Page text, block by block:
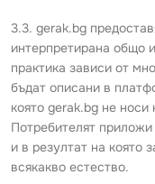
3.3. gerak.bg
интерпретирана общо
практика зависи от
бъдат описани в
която gerak.bg не носи
Потребителят
и в резултат на която
всякакво естество.